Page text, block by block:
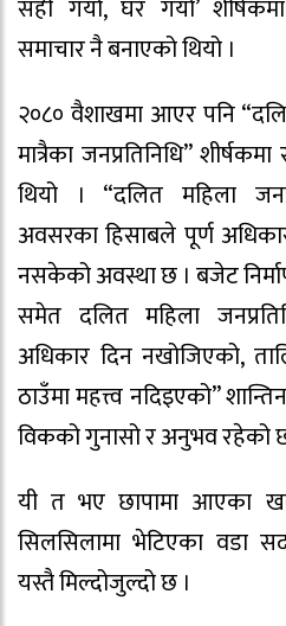
सही गर्यो, घर गयो’
समाचार नै बनाएको थियो ।
२०८० वैशाखमा आएर पनि
मात्रैका जनप्रतिनिधि”
थियो । “दलित महिला
अवसरका हिसाबले पूर्ण
नसकेको अवस्था छ । बजेट
समेत दलित महिला
अधिकार दिन नखोजिएको,
ठाउँमा महत्त्व नदिइएको”
विकको गुनासो र अनुभव रहेको
यी त भए छापामा आएका
सिलसिलामा भेटिएका वडा
यस्तै मिल्दोजुल्दो छ ।